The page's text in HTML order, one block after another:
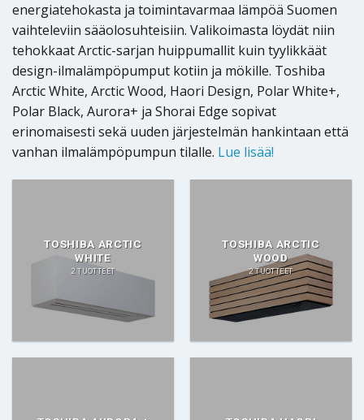
energiatehokasta ja toimintavarmaa lämpöä Suomen
vaihteleviin sääolosuhteisiin. Valikoimasta löydät niin
tehokkaat Arctic-sarjan huippumallit kuin tyylikkäät
design-ilmalämpöpumput kotiin ja mökille. Toshiba
Arctic White, Arctic Wood, Haori Design, Polar White+,
Polar Black, Aurora+ ja Shorai Edge sopivat
erinomaisesti sekä uuden järjestelmän hankintaan että
vanhan ilmalämpöpumpun tilalle. Lue lisää!
TOSHIBA ARCTIC
WHITE
2 TUOTTEET
TOSHIBA ARCTIC
WOOD
2 TUOTTEET